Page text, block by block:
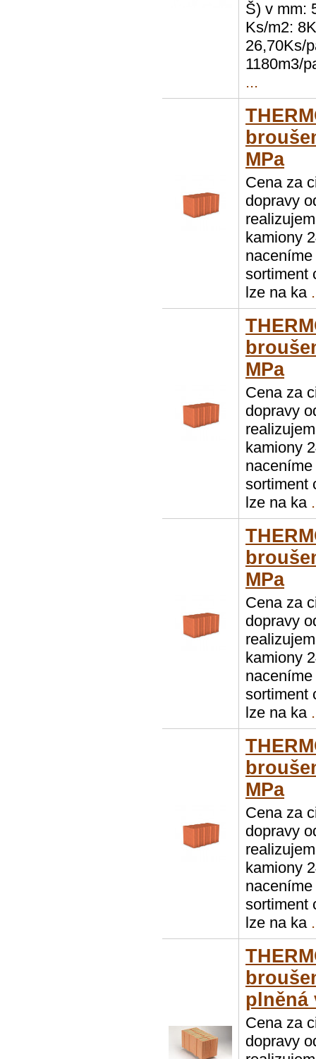
Š) v mm:
Ks/m2:
26,70Ks/
1180m3/
...
MPa
Cena za
dopravy
kamiony
sortiment
lze na ka
MPa
Cena za
dopravy
kamiony
sortiment
lze na ka
MPa
Cena za
dopravy
kamiony
sortiment
lze na ka
MPa
Cena za
dopravy
kamiony
sortiment
lze na ka
plněná
Cena za
dopravy